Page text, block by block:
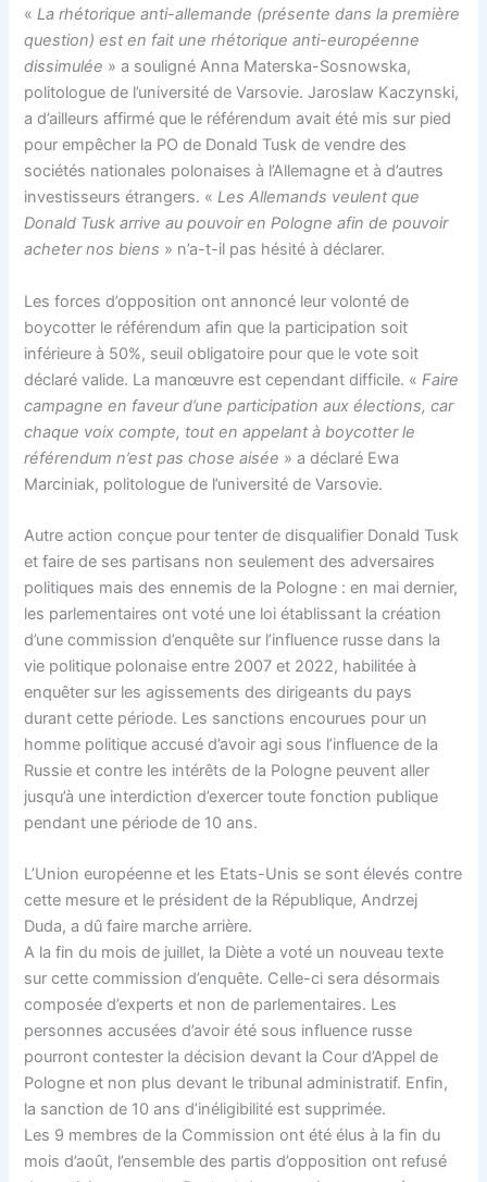
«La rhétorique anti-allemande (présente dans la première
question) est en fait une rhétorique anti-européenne
dissimulée » a souligné Anna Materska-Sosnowska,
politologue de l’université de Varsovie. Jaroslaw Kaczynski,
a d’ailleurs affirmé que le référendum avait été mis sur pied
pour empêcher la PO de Donald Tusk de vendre des
sociétés nationales polonaises à l’Allemagne et à d’autres
investisseurs étrangers. «Les Allemands veulent que
Donald Tusk arrive au pouvoir en Pologne afin de pouvoir
acheter nos biens » n’a-t-il pas hésité à déclarer.
Les forces d’opposition ont annoncé leur volonté de
boycotter le référendum afin que la participation soit
inférieure à 50%, seuil obligatoire pour que le vote soit
déclaré valide. La manœuvre est cependant difficile. « Faire
campagne en faveur d’une participation aux élections, car
chaque voix compte, tout en appelant à boycotter le
référendum n’est pas chose aisée » a déclaré Ewa
Marciniak, politologue de l’université de Varsovie.
Autre action conçue pour tenter de disqualifier Donald Tusk
et faire de ses partisans non seulement des adversaires
politiques mais des ennemis de la Pologne : en mai dernier,
les parlementaires ont voté une loi établissant la création
d’une commission d’enquête sur l’influence russe dans la
vie politique polonaise entre 2007 et 2022, habilitée à
enquêter sur les agissements des dirigeants du pays
durant cette période. Les sanctions encourues pour un
homme politique accusé d’avoir agi sous l’influence de la
Russie et contre les intérêts de la Pologne peuvent aller
jusqu’à une interdiction d’exercer toute fonction publique
pendant une période de 10 ans.
L’Union européenne et les Etats-Unis se sont élevés contre
cette mesure et le président de la République, Andrzej
Duda, a dû faire marche arrière.
A la fin du mois de juillet, la Diète a voté un nouveau texte
sur cette commission d’enquête. Celle-ci sera désormais
composée d’experts et non de parlementaires. Les
personnes accusées d’avoir été sous influence russe
pourront contester la décision devant la Cour d’Appel de
Pologne et non plus devant le tribunal administratif. Enfin,
la sanction de 10 ans d’inéligibilité est supprimée.
Les 9 membres de la Commission ont été élus à la fin du
mois d’août, l’ensemble des partis d’opposition ont refusé